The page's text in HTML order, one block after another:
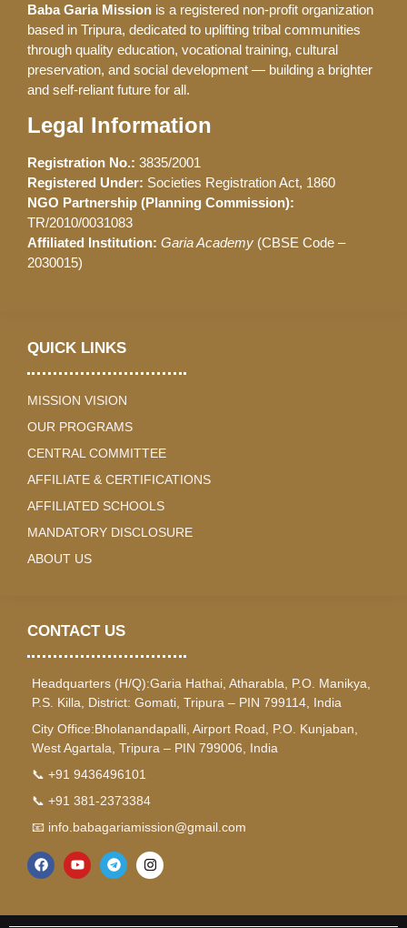
CONTACT US
Headquarters (H/Q):Garia Hathai, Atharabla, P.O. Manikya,
P.S. Killa, District: Gomati, Tripura – PIN 799114, India
City Office:Bholanandapalli, Airport Road, P.O. Kunjaban,
West Agartala, Tripura – PIN 799006, India
📞 +91 9436496101
📞 +91 381-2373384
📧 info.babagariamission@gmail.com
QUICK LINKS
MISSION VISION
OUR PROGRAMS
CENTRAL COMMITTEE
AFFILIATE & CERTIFICATIONS
AFFILIATED SCHOOLS
MANDATORY DISCLOSURE
ABOUT US
Baba Garia Mission is a registered non-profit organization
based in Tripura, dedicated to uplifting tribal communities
through quality education, vocational training, cultural
preservation, and social development — building a brighter
and self-reliant future for all.
Legal Information
Registration No.: 3835/2001
Registered Under: Societies Registration Act, 1860
NGO Partnership (Planning Commission):
TR/2010/0031083
Affiliated Institution: Garia Academy (CBSE Code –
2030015)